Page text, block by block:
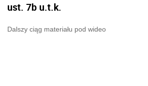
ust. 7b u.t.k.
Dalszy ciąg materiału pod wideo